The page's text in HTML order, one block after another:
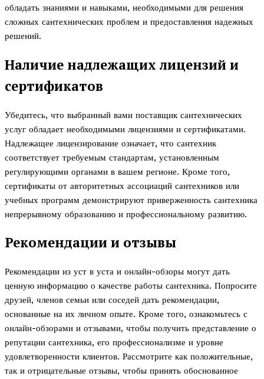
обладать знаниями и навыками, необходимыми для решения
сложных сантехнических проблем и предоставления надежных
решений.
Наличие надлежащих лицензий и
сертификатов
Убедитесь, что выбранный вами поставщик сантехнических
услуг обладает необходимыми лицензиями и сертификатами.
Надлежащее лицензирование означает, что сантехник
соответствует требуемым стандартам, установленным
регулирующими органами в вашем регионе. Кроме того,
сертификаты от авторитетных ассоциаций сантехников или
учебных программ демонстрируют приверженность сантехника
непрерывному образованию и профессиональному развитию.
Рекомендации и отзывы
Рекомендации из уст в уста и онлайн-обзоры могут дать
ценную информацию о качестве работы сантехника. Попросите
друзей, членов семьи или соседей дать рекомендации,
основанные на их личном опыте. Кроме того, ознакомьтесь с
онлайн-обзорами и отзывами, чтобы получить представление о
репутации сантехника, его профессионализме и уровне
удовлетворенности клиентов. Рассмотрите как положительные,
так и отрицательные отзывы, чтобы принять обоснованное